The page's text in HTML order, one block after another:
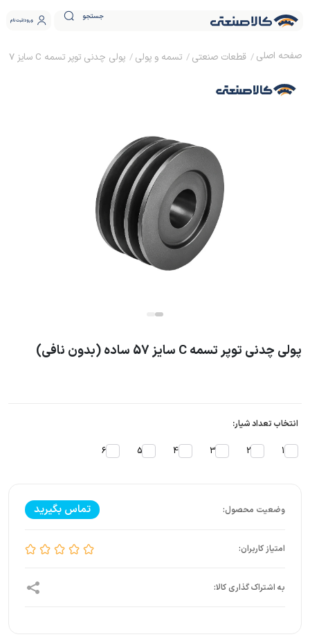
جستجو ورود ثبت نام
قطعات صنعتی تسمه و پولی پولی چدنی توپر تسمه C سایز 57 ساده (بدون نافی)
پولی چدنی توپر تسمه C سایز 57 ساده (بدون نافی)
انتخاب تعداد شیار:
1
2
3
4
5
6
تماس بگیرید